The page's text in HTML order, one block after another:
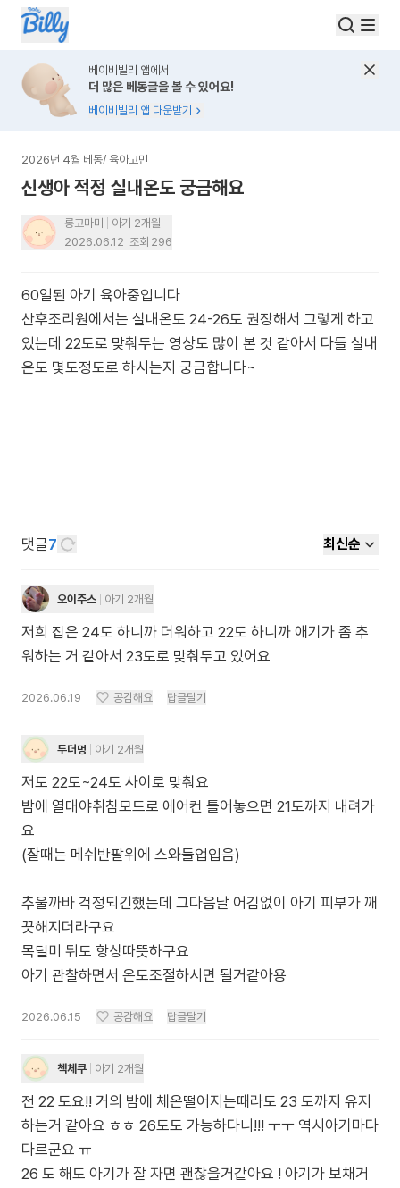
베이비빌리 앱에서
더 많은 베동글을 볼 수 있어요!
베이비빌리 앱 다운받기
2026년 4월 베동/ 육아고민
신생아 적정 실내온도 궁금해요
롱고마미
아기 2개월
2026.06.12 조회 296
60일된 아기 육아중입니다
산후조리원에서는 실내온도 24-26도 권장해서 그렇게 하고
있는데 22도로 맞춰두는 영상도 많이 본 것 같아서 다들 실내
온도 몇도정도로 하시는지 궁금합니다~
댓글7 최신순
오이주스 아기 2개월
저희 집은 24도 하니까 더워하고 22도 하니까 애기가 좀 추
워하는 거 같아서 23도로 맞춰두고 있어요
2026.06.19 공감해요 답글달기
두더멍 아기 2개월
저도 22도~24도 사이로 맞춰요
밤에 열대야취침모드로 에어컨 틀어놓으면 21도까지 내려가
요
(잘때는 메쉬반팔위에 스와들업입음)
추울까바 걱정되긴했는데 그다음날 어김없이 아기 피부가 깨
끗해지더라구요
목덜미 뒤도 항상따뜻하구요
아기 관찰하면서 온도조절하시면 될거같아용
2026.06.15 공감해요 답글달기
첵체쿠 아기 2개월
전 22 도요!! 거의 밤에 체온떨어지는때라도 23 도까지 유지
하는거 같아요 ㅎㅎ 26도도 가능하다니!!! ㅜㅜ 역시아기마다
다르군요 ㅠ
26 도 해도 아기가 잘 자면 괜찮을거같아요 ! 아기가 보채거